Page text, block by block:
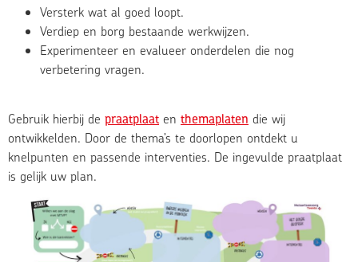
Versterk wat al goed loopt.
Verdiep en borg bestaande werkwijzen.
Experimenteer en evalueer onderdelen die nog
verbetering vragen.
Gebruik hierbij de praatplaaten themaplaten die wij
ontwikkelden. Door de thema’s te doorlopen ontdekt u
knelpunten en passende interventies. De ingevulde praatplaat
is gelijk uw plan.